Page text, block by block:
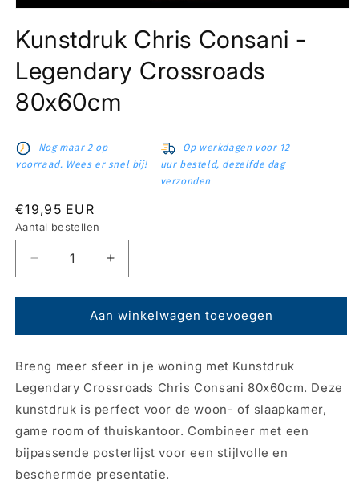
openen
in
modaal
Kunstdruk Chris Consani -
Legendary Crossroads
80x60cm
Nog maar 2 op
voorraad. Wees er snel bij!
Op werkdagen voor 12
uur besteld, dezelfde dag
verzonden
Normale
prijs
€19,95 EUR
Aantal bestellen
Aantal
verlagen
voor
Kunstdruk
Chris
-
Legendary
Crossroads
80x60cm
Aantal
verhogen
voor
Kunstdruk
Chris
-
Legendary
80x60cm
Aan winkelwagen toevoegen
Breng meer sfeer in je woning met Kunstdruk
Legendary Crossroads Chris Consani 80x60cm. Deze
kunstdruk is perfect voor de woon- of slaapkamer,
game room of thuiskantoor. Combineer met een
bijpassende posterlijst voor een stijlvolle en
beschermde presentatie.